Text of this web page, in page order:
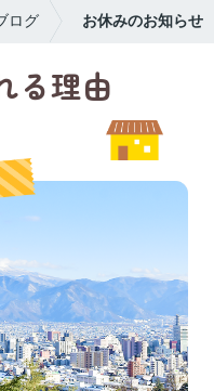
ログ お休みのお知らせ
る理由